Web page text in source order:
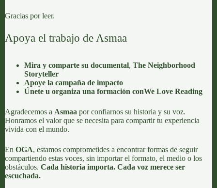
Gracias por leer.
Apoya el trabajo de Asmaa
Mira y comparte su documental, The Neighborhood
Storyteller
Apoye la campaña de impacto
Únete u organiza una formación conWe Love Reading
Agradecemos a Asmaa por confiarnos su historia y su voz.
Honramos el valor que se necesita para compartir tu experiencia
vivida con el mundo.
En OGA, estamos comprometides a encontrar formas de seguir
compartiendo estas voces, sin importar el formato, el medio o los
obstáculos. Cada historia importa. Cada voz merece ser
escuchada.